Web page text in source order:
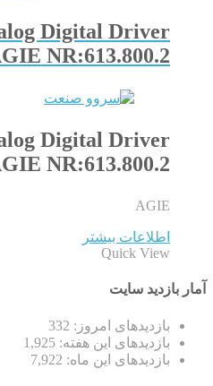
Digital Driver
NR:613.800.2
Digital Driver
NR:613.800.2
AGIE
اطلاعات بیشتر
Quick View
آمار بازدید سایت
بازدیدهای امروز: 332
بازدیدهای این هفته: 1,925
بازدیدهای این ماه: 7,922